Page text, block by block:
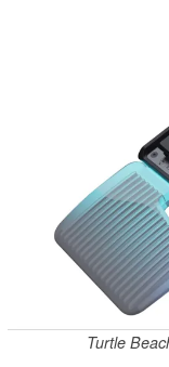
Turtle